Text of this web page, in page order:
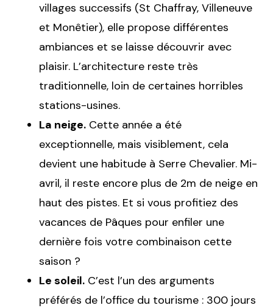
villages successifs (St Chaffray, Villeneuve
et Monêtier), elle propose différentes
ambiances et se laisse découvrir avec
plaisir. L’architecture reste très
traditionnelle, loin de certaines horribles
stations-usines.
La neige. Cette année a été
exceptionnelle, mais visiblement, cela
devient une habitude à Serre Chevalier. Mi-
avril, il reste encore plus de 2m de neige en
haut des pistes. Et si vous profitiez des
vacances de Pâques pour enfiler une
dernière fois votre combinaison cette
saison ?
Le soleil. C’est l’un des arguments
préférés de l’office du tourisme : 300 jours